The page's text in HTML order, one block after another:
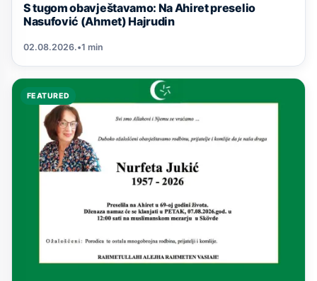
S tugom obavještavamo: Na Ahiret preselio
Nasufović (Ahmet) Hajrudin
02.08.2026.•1 min
FEATURED